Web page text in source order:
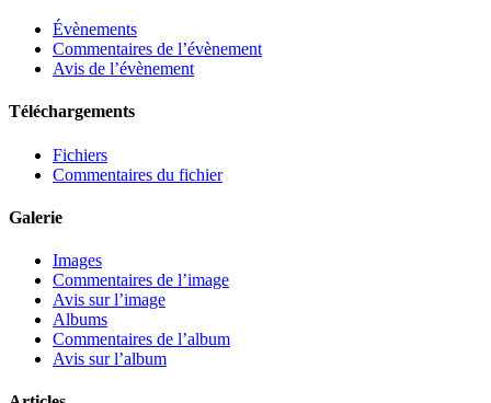
Évènements
Commentaires de l’évènement
Avis de l’évènement
Téléchargements
Fichiers
Commentaires du fichier
Galerie
Images
Commentaires de l’image
Avis sur l’image
Albums
Commentaires de l’album
Avis sur l’album